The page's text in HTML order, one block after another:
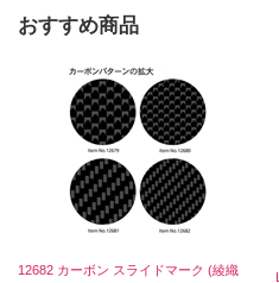
おすすめ商品
12682 カーボン スライドマーク (綾織